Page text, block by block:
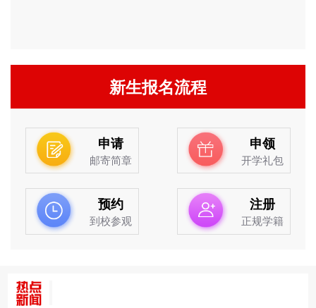
新生报名流程
申请
邮寄简章
申领
开学礼包
预约
到校参观
注册
正规学籍